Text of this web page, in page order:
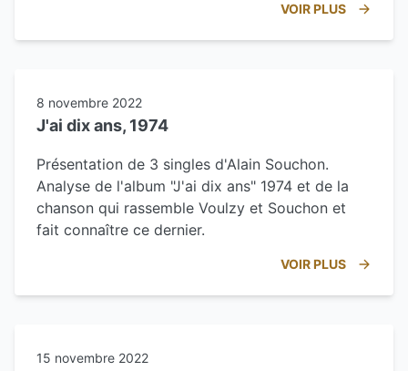
VOIR PLUS
8 novembre 2022
J'ai dix ans, 1974
Présentation de 3 singles d'Alain Souchon.
Analyse de l'album "J'ai dix ans" 1974 et de la
chanson qui rassemble Voulzy et Souchon et
fait connaître ce dernier.
VOIR PLUS
15 novembre 2022